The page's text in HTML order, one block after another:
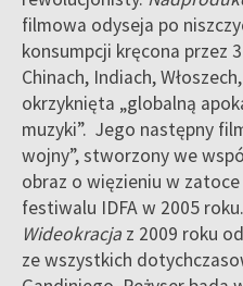
filmowa odyseja po
konsumpcji kręcona przez
Chinach, Indiach,
okrzyknięta „globalną
muzyki”. Jego następny
wojny”, stworzony we
obraz o więzieniu w zatoce
festiwalu IDFA w 2005
Wideokracja z 2009 roku
ze wszystkich